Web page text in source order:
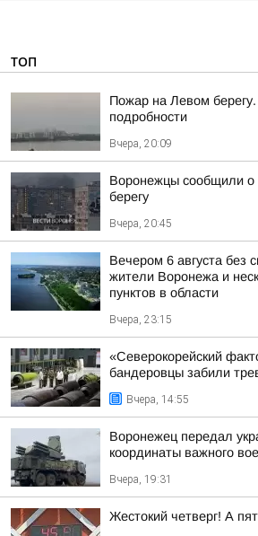
ТОП
Пожар на Левом
подробности
Вчера, 20:09
Воронежцы сообщили
берегу
Вчера, 20:45
Вечером 6 августа без
жители Воронежа и
пунктов в области
Вчера, 23:15
«Северокорейский
бандеровцы забили
Вчера, 14:55
Воронежец передал
координаты важного
Вчера, 19:31
Жестокий четверг! А